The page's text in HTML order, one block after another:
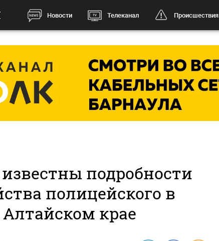
Новости Телеканал Происшествия
подробности
полицейского в
Алтайском крае